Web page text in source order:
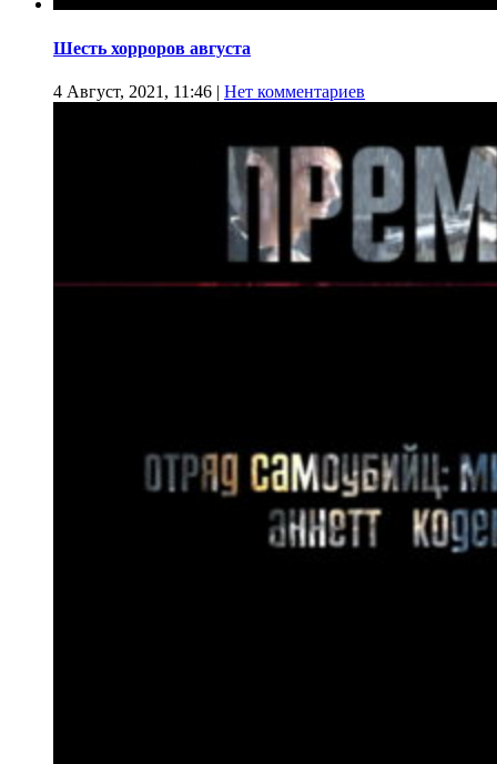
Шесть хорроров августа
4 Август, 2021, 11:46 | Нет комментариев